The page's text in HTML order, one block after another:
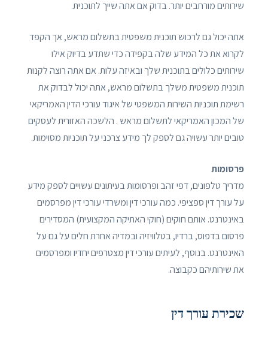
שירותים מורחבים יותר. בדוק אם אתה שייך לתוכנית.
אתה יכול גם לרכוש תוכנית משפטית בתשלום מראש, אך הקפד
לקרוא את כל המידע שלה בקפידה כדי שתדע בדיוק אילו
שירותים כלולים בתוכנית שלך ובאיזה עלות. אם אתה רוצה לקנות
תוכנית משפטית משלך בתשלום מראש, אתה יכול לבדוק את
רשימת תוכניות השירות המשפטי של איגוד עורכי הדין האמריקאי
של המכון האמריקאי לתשלום מראש . הלשכה האזורית לעסקים
טובים יותר עשויה גם לספק לך מידע צרכני על תוכניות מסוימות.
פרסומות
מדריך טלפונים, דפי זהב ופרסומות בעיתונים עשויים לספק מידע
על עורך דין ספציפי. כמה עורכי דין ומשרדי עורכי דין מפרסמים
באינטרנט. אותם חוקים (חוקי האתיקה המקצועית) המסדירים
פרסום בדפוס, ברדיו, בטלוויזיה ובמדיה אחרת חלים על גם על
האינטרנט. בנוסף, לעיתים עורכי דין מצטרפים יחדיו ומפרסמים
את שירותיהם כקבוצה.
שכירת עורך דין